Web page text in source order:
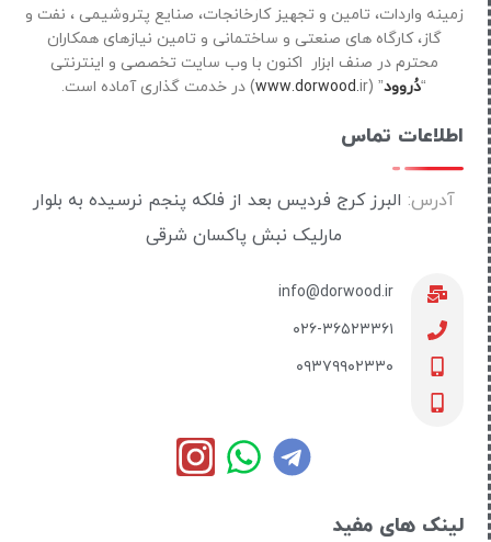
زمینه واردات، تامین و تجهیز کارخانجات، صنایع پتروشیمی ، نفت و
گاز، کارگاه های صنعتی و ساختمانی و تامین نیازهای همکاران
محترم در صنف ابزار اکنون با وب سایت تخصصی و اینترنتی
“دُروود” (
www.dorwood.ir) در خدمت گذاری آماده است.
اطلاعات تماس
آدرس: البرز کرج فردیس بعد از فلکه پنجم نرسیده به بلوار
مارلیک نبش پاکسان شرقی
info@dorwood.ir
۰۲۶-۳۶۵۲۳۳۶۱
۰۹۳۷۹۹۰۲۳۳۰
لینک های مفید